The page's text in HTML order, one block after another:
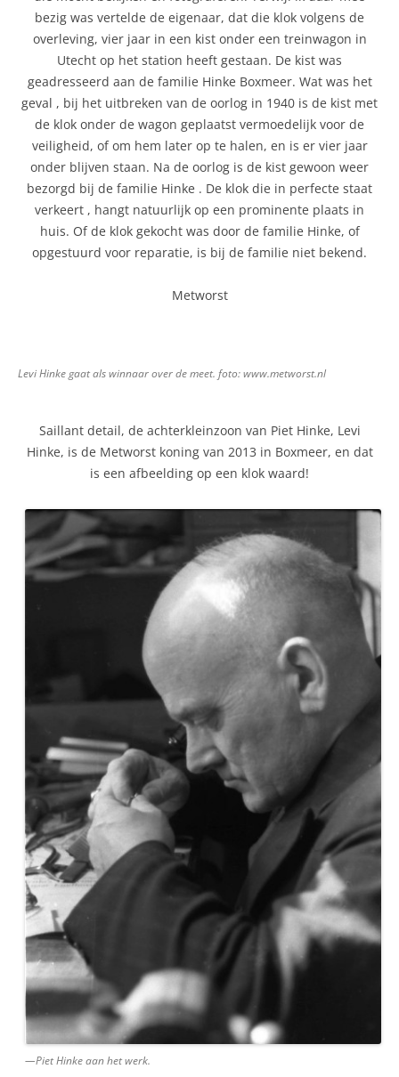
bezig was vertelde de eigenaar, dat die klok volgens de
overleving, vier jaar in een kist onder een treinwagon in
Utecht op het station heeft gestaan. De kist was
geadresseerd aan de familie Hinke Boxmeer. Wat was het
geval , bij het uitbreken van de oorlog in 1940 is de kist met
de klok onder de wagon geplaatst vermoedelijk voor de
veiligheid, of om hem later op te halen, en is er vier jaar
onder blijven staan. Na de oorlog is de kist gewoon weer
bezorgd bij de familie Hinke . De klok die in perfecte staat
verkeert , hangt natuurlijk op een prominente plaats in
huis. Of de klok gekocht was door de familie Hinke, of
opgestuurd voor reparatie, is bij de familie niet bekend.
Metworst
Levi Hinke gaat als winnaar over de meet. foto: www.metworst.nl
Saillant detail, de achterkleinzoon van Piet Hinke, Levi
Hinke, is de Metworst koning van 2013 in Boxmeer, en dat
is een afbeelding op een klok waard!
—Piet Hinke aan het werk.